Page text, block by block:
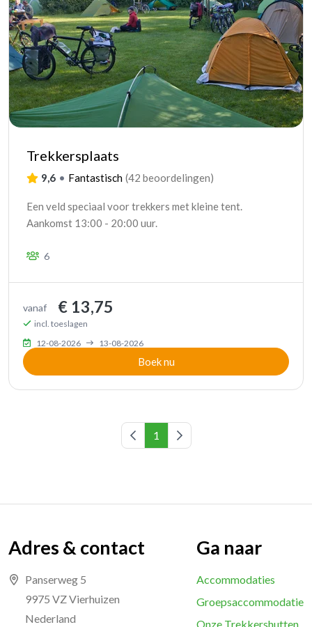
Trekkersplaats
9,6 • Fantastisch (42 beoordelingen)
Een veld speciaal voor trekkers met kleine tent.
Aankomst 13:00 - 20:00 uur.
6
vanaf € 13,75
incl. toeslagen
12-08-2026
13-08-2026
Boek nu
Vorige pagina
1 Volgende pagina
Adres & contact
Panserweg 5
9975 VZ Vierhuizen
Nederland
Ga naar
Accommodaties
Groepsaccommodatie
Onze Trekkershutten